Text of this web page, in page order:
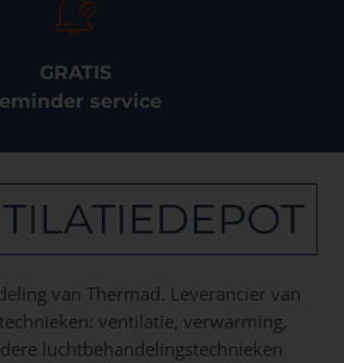
GRATIS
service
van Thermad. Leverancier van
ventilatie, verwarming,
luchtbehandelingstechnieken